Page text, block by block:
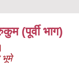
(पूर्वी भाग)
भूमे